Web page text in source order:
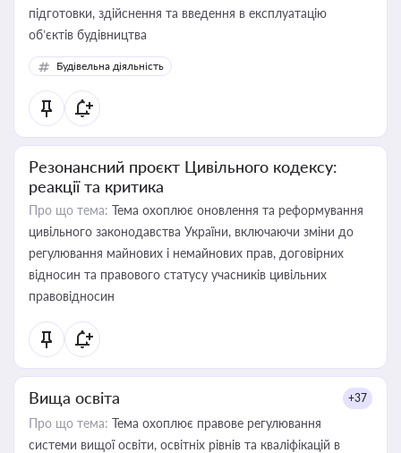
підготовки, здійснення та введення в експлуатацію
об’єктів будівництва
Будівельна діяльність
Резонансний проєкт Цивільного кодексу:
реакції та критика
Про що тема: Тема охоплює оновлення та реформування
цивільного законодавства України, включаючи зміни до
регулювання майнових і немайнових прав, договірних
відносин та правового статусу учасників цивільних
правовідносин
Вища освіта +37
Про що тема: Тема охоплює правове регулювання
системи вищої освіти, освітніх рівнів та кваліфікацій в